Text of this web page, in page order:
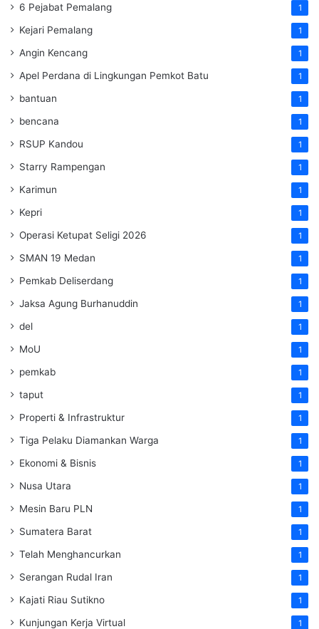
6 Pejabat Pemalang 1
Kejari Pemalang 1
Angin Kencang 1
Apel Perdana di Lingkungan Pemkot Batu 1
bantuan 1
bencana 1
RSUP Kandou 1
Starry Rampengan 1
Karimun 1
Kepri 1
Operasi Ketupat Seligi 2026 1
SMAN 19 Medan 1
Pemkab Deliserdang 1
Jaksa Agung Burhanuddin 1
del 1
MoU 1
pemkab 1
taput 1
Properti & Infrastruktur 1
Tiga Pelaku Diamankan Warga 1
Ekonomi & Bisnis 1
Nusa Utara 1
Mesin Baru PLN 1
Sumatera Barat 1
Telah Menghancurkan 1
Serangan Rudal Iran 1
Kajati Riau Sutikno 1
Kunjungan Kerja Virtual 1